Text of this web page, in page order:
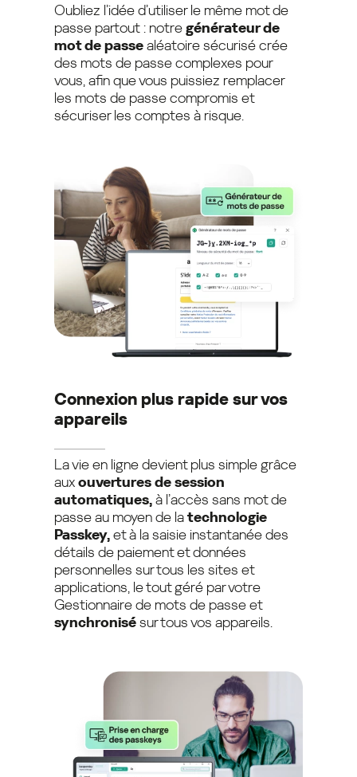
Oubliez l’idée d’utiliser le même mot de
passe partout : notregénérateur de
mot de passealéatoire sécurisé crée
des mots de passe complexes pour
vous, afin que vous puissiez remplacer
les mots de passe compromis et
sécuriser les comptes à risque.
Connexion plus rapide sur vos
appareils
La vie en ligne devient plus simple grâce
auxouvertures de session
automatiques,à l’accès sans mot de
passe au moyen de latechnologie
Passkey,et à la saisie instantanée des
détails de paiement et données
personnelles sur tous les sites et
applications, le tout géré par votre
Gestionnaire de mots de passe et
synchronisésur tous vos appareils.